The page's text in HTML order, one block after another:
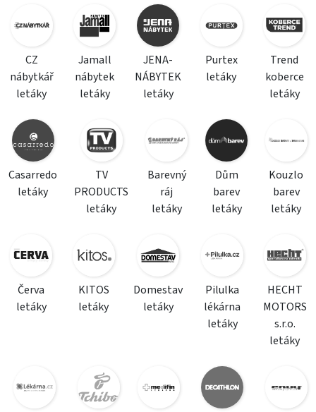
CZ
nábytkář
letáky
Jamall
nábytek
letáky
JENA-
NÁBYTEK
letáky
Purtex
letáky
Trend
koberce
letáky
Casarredo
letáky
TV
PRODUCTS
letáky
Barevný
ráj
letáky
Dům
barev
letáky
Kouzlo
barev
letáky
Červa
letáky
KITOS
letáky
Domestav
letáky
Pilulka
lékárna
letáky
HECHT
MOTORS
s.r.o.
letáky